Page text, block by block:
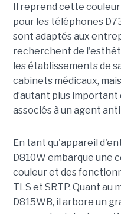
Il reprend cette
pour les téléphones
sont adaptés aux
recherchent de
les établissements de
cabinets médicaux,
d’autant plus important
associés à un agent
En tant qu'appareil
D810W embarque une
couleur et des
TLS et SRTP. Quant au
D815WB, il arbore un